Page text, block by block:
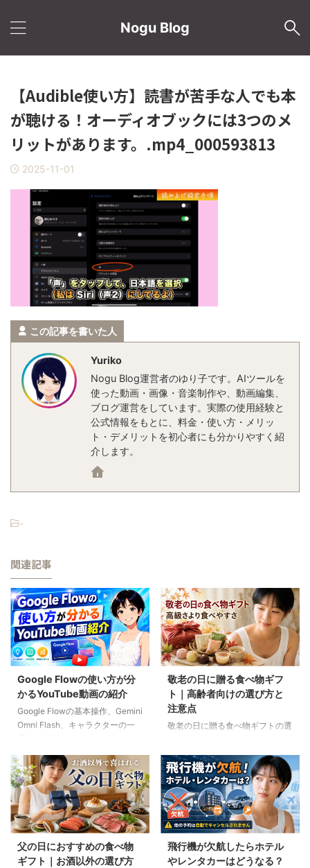
Nogu Blog
【Audible使い方】読書が苦手な人でも本
が聴ける！オーディオブックには3つのメ
リットがあります。.mp4_000593813
2025-11-01
この記事を書いた人
Yuriko
Nogu Blog運営者のゆり子です。AIツールを
使った動画・画像・音楽制作や、動画編集、
ブログ運営をしています。実際の使用経験と
公式情報をもとに、料金・使い方・メリッ
ト・デメリットを初心者にも分かりやすく紹
介します。
-
関連記事
Google Flowの使い方が分
かるYouTube動画の紹介
Google Flowの基本操作、Gemini
Omni Flash、キャラクターの一
研究室の長編動画18本を、目的別
に分かりやすく紹介します。
敬老の日に贈る食べ物ギフ
ト｜高齢者向けの選び方と
注意点
敬老の日に贈る食べ物ギフトの選
力や好み、食事制限、保存方法に
配慮しながら、和菓子、スープ、
ご飯のお供、やわらか食などの候
補をわかりやすく解説します。
父の日におすすめの食べ物
ギフト｜お酒以外の選び方
飛行機が欠航したらホテル
やレンタカーはどうなる？